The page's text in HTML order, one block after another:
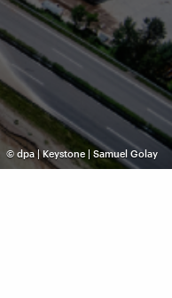
© dpa | Keystone | Samuel Golay